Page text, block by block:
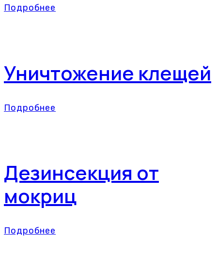
Подробнее
Уничтожение клещей
Подробнее
Дезинсекция от
мокриц
Подробнее